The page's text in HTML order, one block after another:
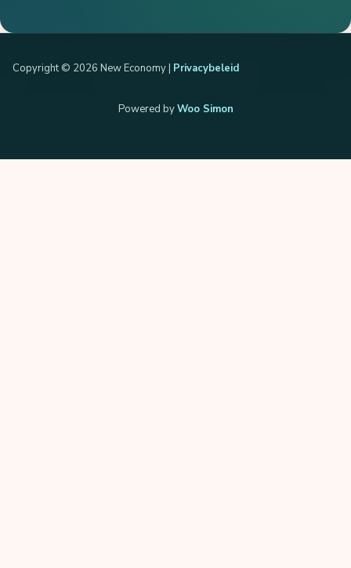
Copyright © 2026 New Economy | Privacybeleid
Powered byWoo Simon